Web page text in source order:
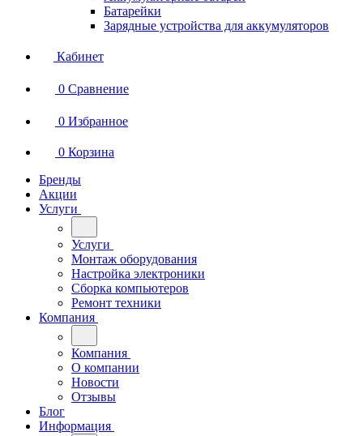
Батарейки
Зарядные устройства для аккумуляторов
Кабинет
0 Сравнение
0 Избранное
0 Корзина
Бренды
Акции
Услуги
Услуги
Монтаж оборудования
Настройка электроники
Сборка компьютеров
Ремонт техники
Компания
Компания
О компании
Новости
Отзывы
Блог
Информация